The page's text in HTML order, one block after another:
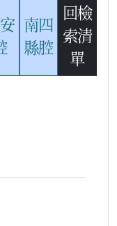
南四
縣腔
回檢
索清
單